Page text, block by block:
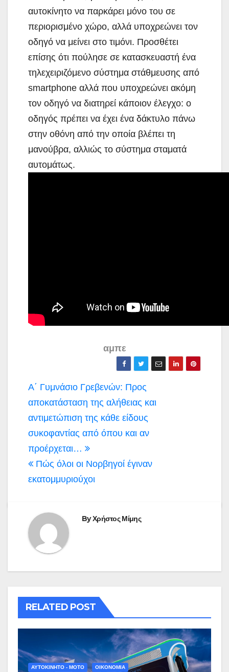
αυτοκίνητο να παρκάρει μόνο του σε
περιορισμένο χώρο, αλλά υποχρεώνει τον
οδηγό να μείνει στο τιμόνι. Προσθέτει
επίσης ότι πούλησε σε κατασκευαστή ένα
τηλεχειριζόμενο σύστημα στάθμευσης από
smartphone αλλά που υποχρεώνει ακόμη
τον οδηγό να διατηρεί κάποιον έλεγχο: ο
οδηγός πρέπει να έχει ένα δάκτυλο πάνω
στην οθόνη από την οποία βλέπει τη
μανούβρα, αλλιώς το σύστημα σταματά
αυτομάτως.
αμπε
Πλοήγηση
άρθρων
Α΄ Γυμνάσιο Γρεβενών: Προς
αποκατάσταση της αλήθειας και
αντιμετώπιση της κάθε είδους
συκοφαντίας από όπου και αν
προέρχεται…
Πώς όλοι οι Νορβηγοί έγιναν
εκατομμυριούχοι
ByΧρήστος Μίμης
RELATED POST
ΑΥΤΟΚΙΝΗΤΟ - ΜΟΤΟ ΟΙΚΟΝΟΜΙΑ